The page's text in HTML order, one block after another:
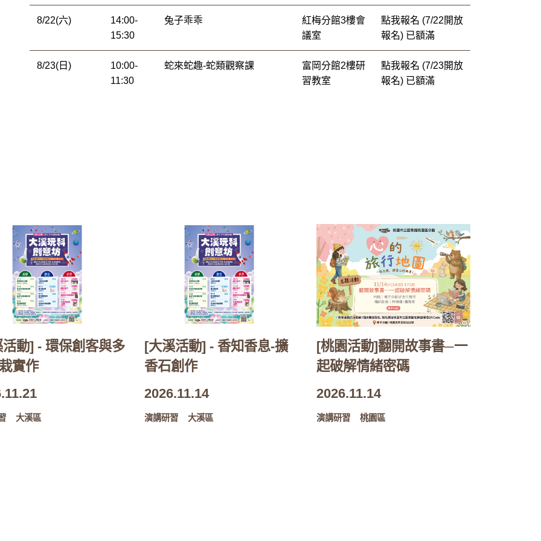
8/22(六)
14:00-
15:30
兔子乖乖
紅梅分館3樓會
議室
點我報名 (7/22開放
報名) 已額滿
8/23(日)
10:00-
11:30
蛇來蛇趣-蛇類觀察課
富岡分館2樓研
習教室
點我報名 (7/23開放
報名) 已額滿
動] - 環保創客與多
實作
大溪區
[大溪活動] - 香知香息-擴
香石創作
2026.11.14
演講研習 大溪區
[桃園活動]翻開故事書─一
起破解情緒密碼
2026.11.14
演講研習 桃園區